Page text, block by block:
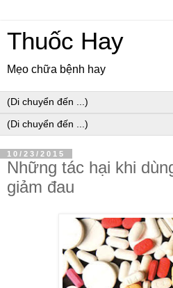
Thuốc Hay
Mẹo chữa bệnh hay
10/23/2015
Những tác hại khi
giảm đau